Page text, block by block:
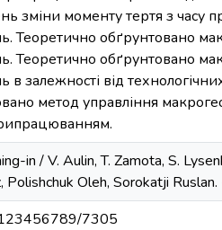
зміни моменту тертя з часу
Теоретично обґрунтовано
Теоретично обґрунтовано
залежності від
метод управління
in / V. Aulin, T. Zamota, S.
Polishchuk Oleh, Sorokatji
123456789/7305